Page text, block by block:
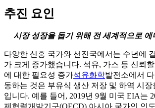
추진 요인
시장 성장을 돕기 위해 전 세계적으로 에
다양한 신흥 국가와 선진국에서는 수년에
가 크게 증가했습니다. 석유, 가스 등 신뢰
에 대한 필요성 증가석유화학발전소에서
동하는 것은 부유식 생산 저장 및 하역 시장
입니다. 예를 들어, 2019년 9월 미국 EIA는